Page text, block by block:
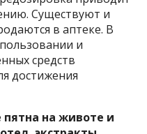
Существуют и
в аптеке. В
и
средств
достижения
на животе и